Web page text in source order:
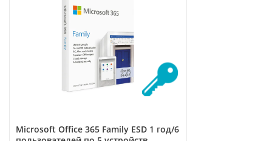
Microsoft Office 365 Family ESD 1 год/6